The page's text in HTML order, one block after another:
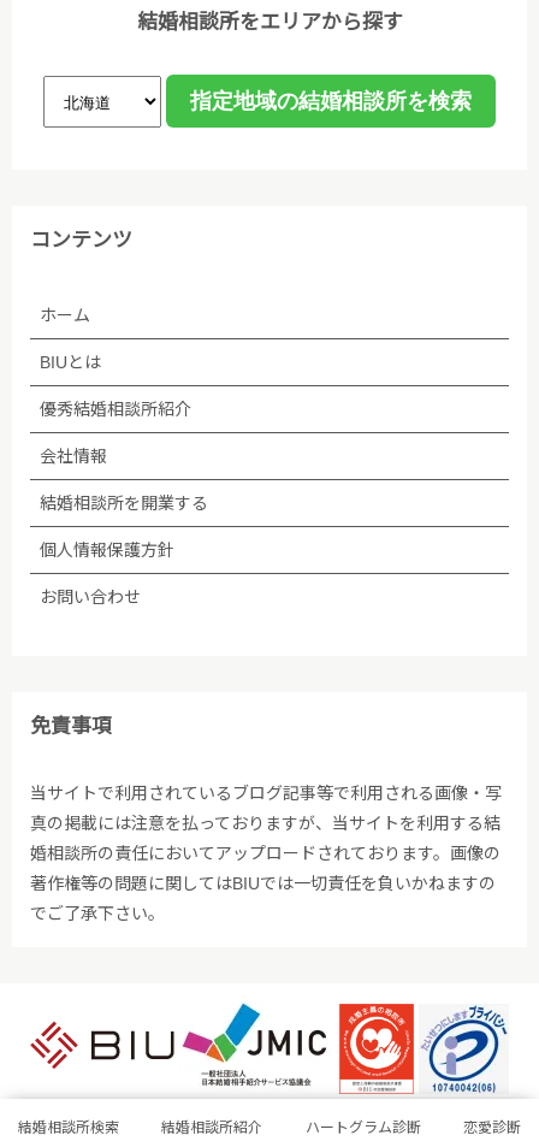
結婚相談所検索 結婚相談所紹介 ハートグラム診断 恋愛診断
結婚相談所をエリアから探す
コンテンツ
ホーム
BIUとは
優秀結婚相談所紹介
会社情報
結婚相談所を開業する
個人情報保護方針
お問い合わせ
免責事項
当サイトで利用されているブログ記事等で利用される画像・写
真の掲載には注意を払っておりますが、当サイトを利用する結
婚相談所の責任においてアップロードされております。画像の
著作権等の問題に関してはBIUでは一切責任を負いかねますの
でご了承下さい。
Copyright © BIU All rights reserved